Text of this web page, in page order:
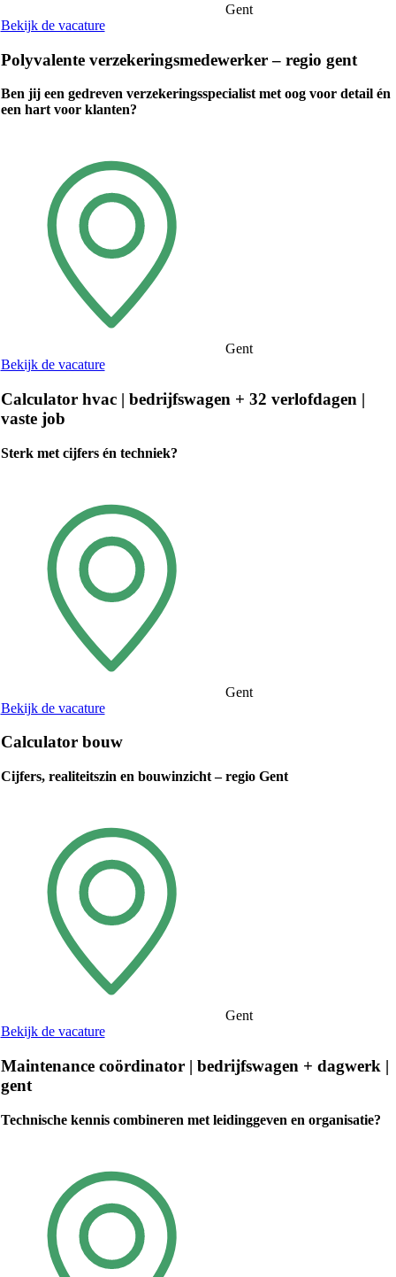
Gent
Bekijk de vacature
Polyvalente verzekeringsmedewerker – regio gent
Ben jij een gedreven verzekeringsspecialist met oog voor detail én
een hart voor klanten?
Gent
Bekijk de vacature
Calculator hvac | bedrijfswagen + 32 verlofdagen |
vaste job
Sterk met cijfers én techniek?
Gent
Bekijk de vacature
Calculator bouw
Cijfers, realiteitszin en bouwinzicht – regio Gent
Gent
Bekijk de vacature
Maintenance coördinator | bedrijfswagen + dagwerk |
gent
Technische kennis combineren met leidinggeven en organisatie?